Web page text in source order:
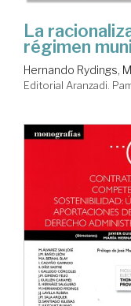
La
régimen
Hernando Rydings,
Editorial Aranzadi.